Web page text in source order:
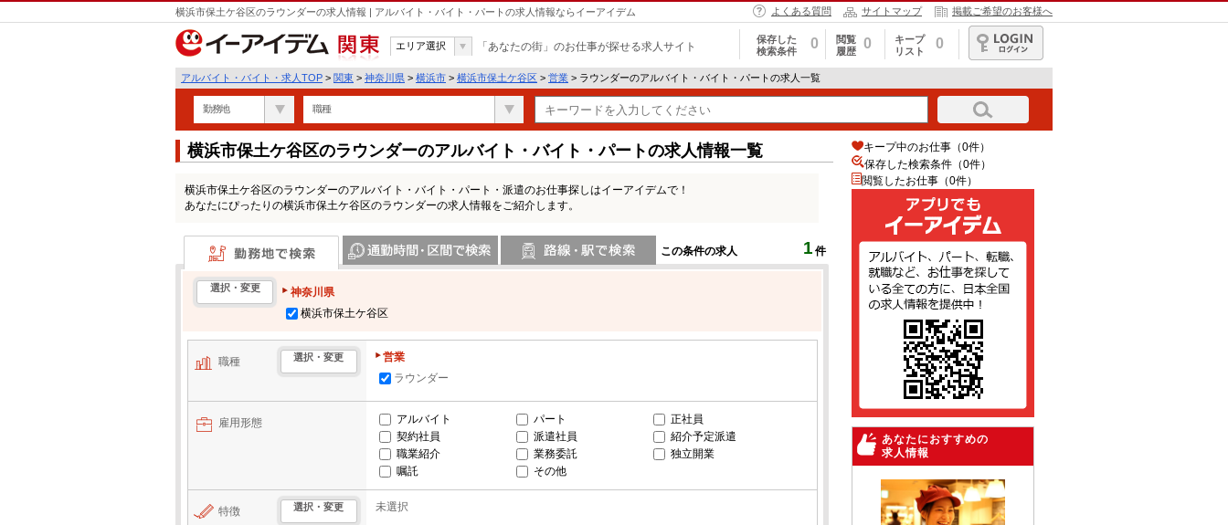
横浜市保土ケ谷区のラウンダーの求人情報 | アルバイト・バイト・パートの求人情報ならイーアイデム よくある質問 サイトマップ 掲載ご希望のお客様へ
関東
エリア選択 「あなたの街」のお仕事が探せる求人サイト
保存した
検索条件
0
閲覧
履歴
0
キープ
リスト
0
ログイン
アルバイト・バイト・求人TOP > 関東 > 神奈川県 > 横浜市 > 横浜市保土ケ谷区 > 営業 > ラウンダーのアルバイト・バイト・パートの求人一覧
勤務地 職種
横浜市保土ケ谷区のラウンダーのアルバイト・バイト・パートの求人情報一覧
横浜市保土ケ谷区のラウンダーのアルバイト・バイト・パート・派遣のお仕事探しはイーアイデムで！
あなたにぴったりの横浜市保土ケ谷区のラウンダーの求人情報をご紹介します。
この条件の求人 1 件
勤務地で検索
選択・変更
神奈川県
横浜市保土ケ谷区
職種 選択・変更
営業
ラウンダー
雇用形態 アルバイト パート
正社員
契約社員
派遣社員
紹介予定派遣
職業紹介
業務委託
独立開業
嘱託
その他
特徴 選択・変更 未選択
キープ中のお仕事（0件）
保存した検索条件（0件）
閲覧したお仕事（0件）
あなたにおすすめの
求人情報